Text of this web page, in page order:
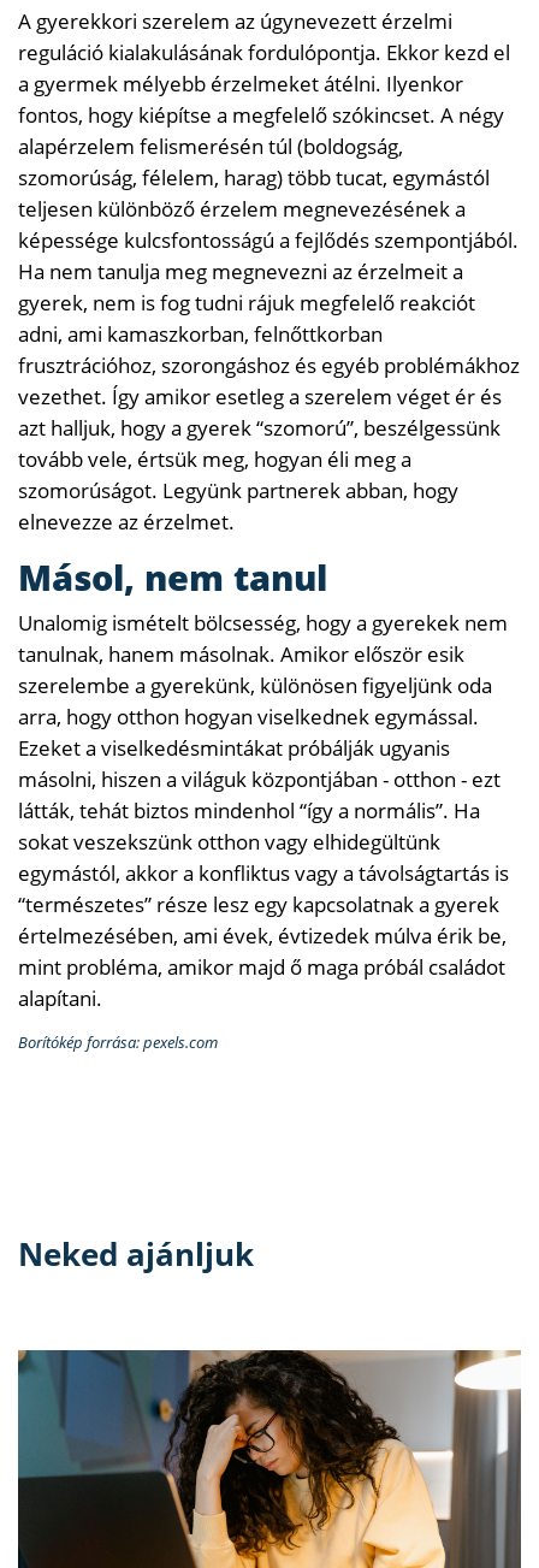
A gyerekkori szerelem az úgynevezett érzelmi
reguláció kialakulásának fordulópontja. Ekkor kezd el
a gyermek mélyebb érzelmeket átélni. Ilyenkor
fontos, hogy kiépítse a megfelelő szókincset. A négy
alapérzelem felismerésén túl (boldogság,
szomorúság, félelem, harag) több tucat, egymástól
teljesen különböző érzelem megnevezésének a
képessége kulcsfontosságú a fejlődés szempontjából.
Ha nem tanulja meg megnevezni az érzelmeit a
gyerek, nem is fog tudni rájuk megfelelő reakciót
adni, ami kamaszkorban, felnőttkorban
frusztrációhoz, szorongáshoz és egyéb problémákhoz
vezethet. Így amikor esetleg a szerelem véget ér és
azt halljuk, hogy a gyerek “szomorú”, beszélgessünk
tovább vele, értsük meg, hogyan éli meg a
szomorúságot. Legyünk partnerek abban, hogy
elnevezze az érzelmet.
Másol, nem tanul
Unalomig ismételt bölcsesség, hogy a gyerekek nem
tanulnak, hanem másolnak. Amikor először esik
szerelembe a gyerekünk, különösen figyeljünk oda
arra, hogy otthon hogyan viselkednek egymással.
Ezeket a viselkedésmintákat próbálják ugyanis
másolni, hiszen a világuk központjában - otthon - ezt
látták, tehát biztos mindenhol “így a normális”. Ha
sokat veszekszünk otthon vagy elhidegültünk
egymástól, akkor a konfliktus vagy a távolságtartás is
“természetes” része lesz egy kapcsolatnak a gyerek
értelmezésében, ami évek, évtizedek múlva érik be,
mint probléma, amikor majd ő maga próbál családot
alapítani.
Borítókép forrása: pexels.com
Neked ajánljuk